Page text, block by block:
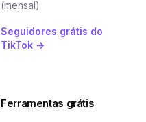
(mensal)
Seguidores grátis do
TikTok →
Ferramentas grátis